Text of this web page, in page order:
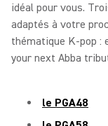
idéal pour vous.
adaptés à votre
thématique K-pop :
your next Abba
le PGA48